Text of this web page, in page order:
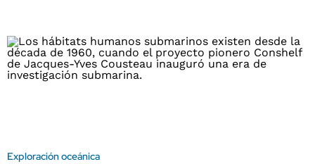
Exploración oceánica